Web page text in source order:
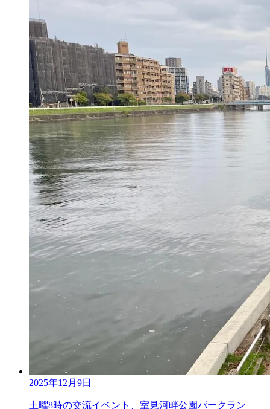
2025年12月9日
土曜8時の交流イベント、室見河畔公園パークラン